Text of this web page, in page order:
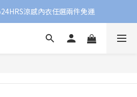
涼感內衣任選兩件免運